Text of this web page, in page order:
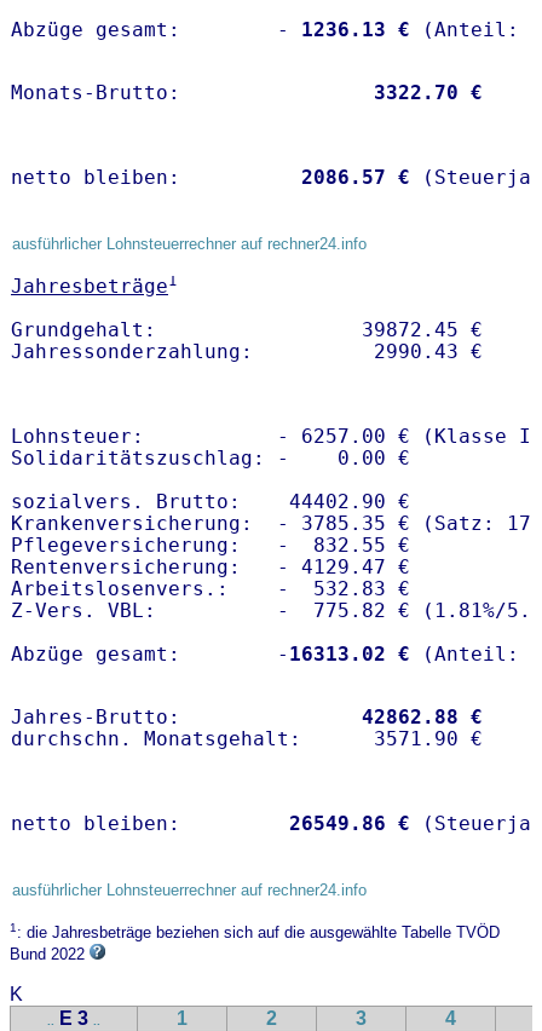
Abzüge gesamt:        -
1236.13 €
Monats-Brutto: 3322.70 €
netto bleiben: 2086.57 €
ausführlicher Lohnsteuerrechner auf rechner24.info
Jahresbeträge1
Grundgehalt:                 39872.45 €
Lohnsteuer:           - 6257.00 € (Klasse I)
Solidaritätszuschlag: -    0.00 €
sozialvers. Brutto:    44402.90 €
Krankenversicherung:  - 3785.35 € (Satz:
Pflegeversicherung:   -  832.55 €
Rentenversicherung:   - 4129.47 €
Arbeitslosenvers.:    -  532.83 €
Z-Vers. VBL:          -  775.82 € ( 1.81%/
Abzüge gesamt:        - 16313.02 €
Jahres-Brutto: 42862.88 €
netto bleiben: 26549.86 €
ausführlicher Lohnsteuerrechner auf rechner24.info
1: die Jahresbeträge beziehen sich auf die ausgewählte Tabelle TVÖD
Bund 2022
K
.. E 3 .. 1 2 3 4